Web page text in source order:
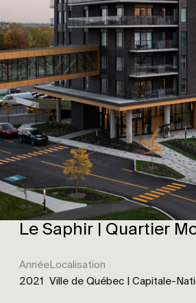
Le Saphir | Quartier
Année
2021
Localisation
Ville de Québec | Capitale-